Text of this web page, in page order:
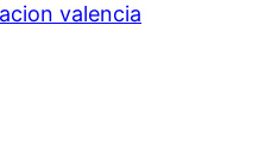
valencia